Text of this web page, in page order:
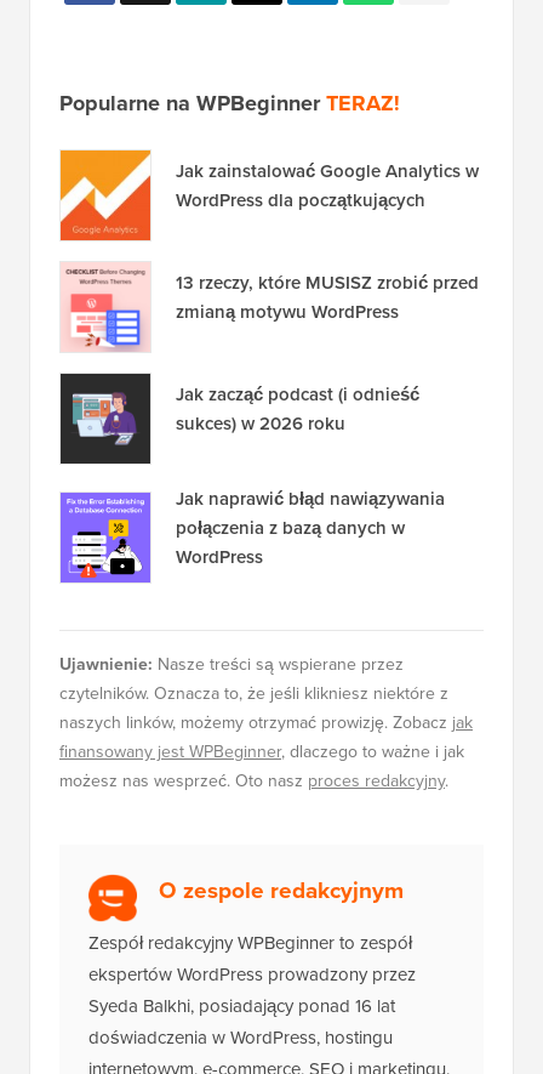
Popularne na WPBeginnerTERAZ!
Jak zainstalować Google Analytics w
WordPress dla początkujących
13 rzeczy, które MUSISZ zrobić przed
zmianą motywu WordPress
Jak zacząć podcast (i odnieść
sukces) w 2026 roku
Jak naprawić błąd nawiązywania
połączenia z bazą danych w
WordPress
Ujawnienie: Nasze treści są wspierane przez
czytelników. Oznacza to, że jeśli klikniesz niektóre z
naszych linków, możemy otrzymać prowizję. Zobacz jak
finansowany jest WPBeginner, dlaczego to ważne i jak
możesz nas wesprzeć. Oto nasz proces redakcyjny.
O zespole redakcyjnym
Zespół redakcyjny WPBeginner to zespół
ekspertów WordPress prowadzony przez
Syeda Balkhi, posiadający ponad 16 lat
doświadczenia w WordPress, hostingu